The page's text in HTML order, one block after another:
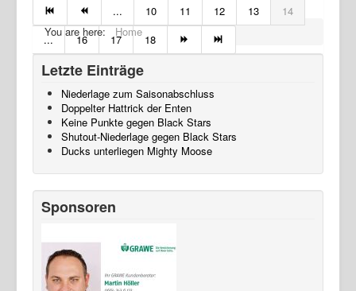
...
10 11 12 13
14
...
16 17 18
You are here: Home
Letzte Einträge
Niederlage zum Saisonabschluss
Doppelter Hattrick der Enten
Keine Punkte gegen Black Stars
Shutout-Niederlage gegen Black Stars
Ducks unterliegen Mighty Moose
Sponsoren